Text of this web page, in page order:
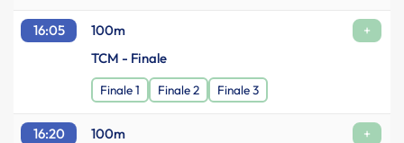
16:05 100m
+
TCM - Finale
Finale 1 Finale 2 Finale 3
16:20 100m
+